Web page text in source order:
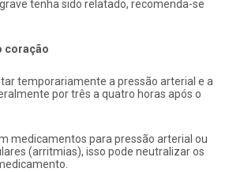
tenha sido relatado, recomenda-se
coração
temporariamente a pressão arterial e a
por três a quatro horas após o
medicamentos para pressão arterial ou
(arritmias), isso pode neutralizar os